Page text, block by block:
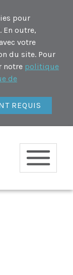
pour
outre,
votre
du site. Pour
notre politique
de
REQUIS